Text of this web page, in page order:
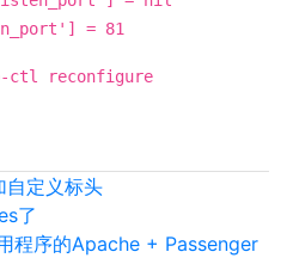
= 81
ctl reconfigure
自定义标头
了
程序的Apache + Passenger